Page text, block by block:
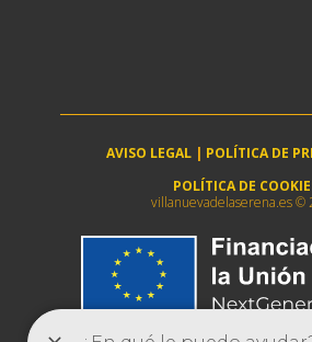
AVISO LEGAL | POLÍTICA DE
POLÍTICA DE
villanuevadelaserena.es ©